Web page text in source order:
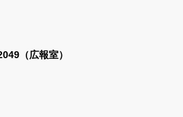
（広報室）